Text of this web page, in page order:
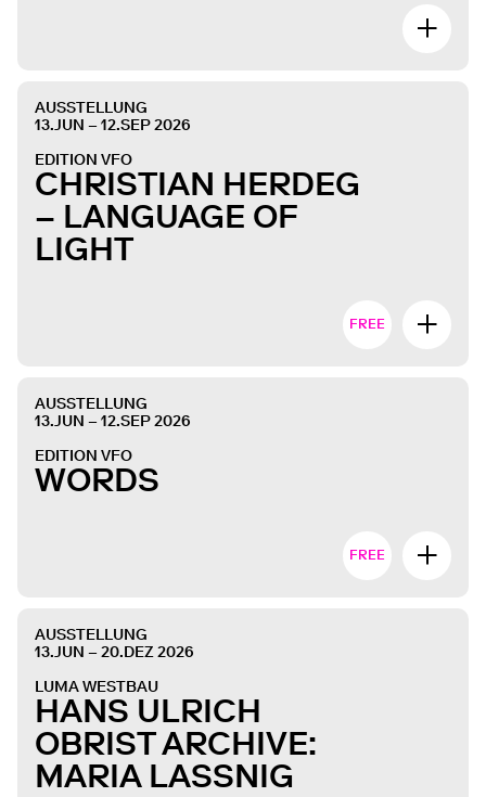
AUSSTELLUNG
13.JUN – 12.SEP 2026
EDITION VFO
CHRISTIAN HERDEG
– LANGUAGE OF
LIGHT
FREE
AUSSTELLUNG
13.JUN – 12.SEP 2026
EDITION VFO
WORDS
FREE
AUSSTELLUNG
13.JUN – 20.DEZ 2026
LUMA WESTBAU
HANS ULRICH
OBRIST ARCHIVE:
MARIA LASSNIG